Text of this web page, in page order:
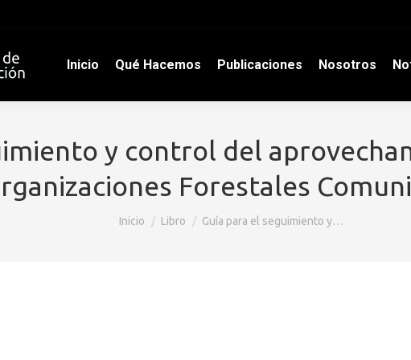
Inicio Qué Hacemos Publicaciones Nosotros
y control del
Forestales
Estás aquí:
Inicio Libro Guía para el seguimiento y…